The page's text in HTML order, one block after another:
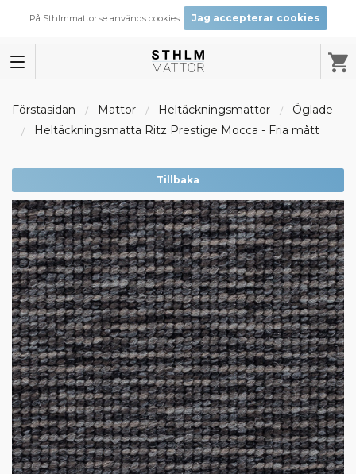
På Sthlmmattor.se används cookies. Jag accepterar cookies
Förstasidan Mattor Heltäckningsmattor
Öglade
Heltäckningsmatta Ritz Prestige Mocca - Fria mått
Tillbaka